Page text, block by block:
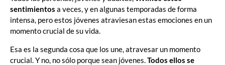
sentimientos a veces, y en algunas temporadas de forma
intensa, pero estos jóvenes atraviesan estas emociones en un
momento crucial de su vida.
Esa es la segunda cosa que los une, atravesar un momento
crucial. Y no, no sólo porque sean jóvenes.Todos ellos se